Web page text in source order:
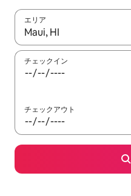
エリア
検索結果が表示されたら、
チェックイン
チェックアウト